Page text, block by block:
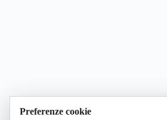
Preferenze cookie